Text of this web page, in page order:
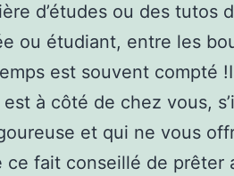
d’études ou des tutos
ou étudiant, entre les
est souvent compté
à côté de chez vous, s’il
et qui ne vous
ce fait conseillé de prêter